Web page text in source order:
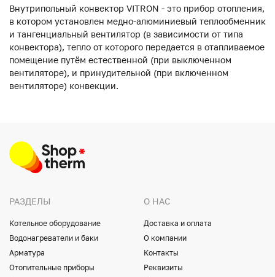
Внутрипольный конвектор VITRON - это прибор отопления,
в котором установлен медно-алюминиевый теплообменник
и тангенциальный вентилятор (в зависимости от типа
конвектора), тепло от которого передается в отапливаемое
помещение путём естественной (при выключенном
вентиляторе), и принудительной (при включенном
вентиляторе) конвекции.
РАЗДЕЛЫ
Котельное оборудование
Водонагреватели и баки
Арматура
Отопительные приборы
О НАС
Доставка и оплата
О компании
Контакты
Реквизиты